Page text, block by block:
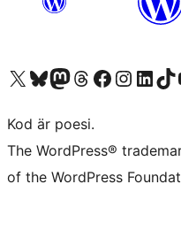
Besök vår X-konto (f.d. Twitter)
Besök vårt Bluesky-konto
Besök vårt Mastodon-konto
Besök vårt Thread-konto
Besök vår Facebook-sidaBesök vårt Instagram-konto
Besök vårtBesök
Kod är poesi.
The WordPress®
of the WordPress